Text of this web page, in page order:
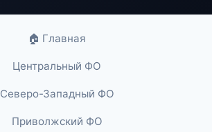
🏠 Главная
Центральный ФО
Северо-Западный ФО
Приволжский ФО